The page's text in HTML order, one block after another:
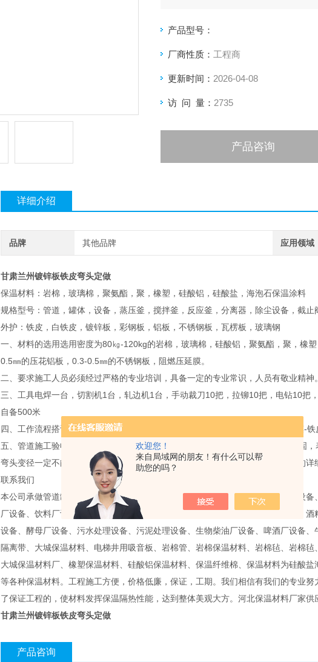
欢迎您！
来自局域网的朋友！有什么可以帮
助您的吗？
产品型号：
厂商性质： 工程商
更新时间： 2026-04-08
访 问 量： 2735
产品咨询
详细介绍
品牌 其他品牌 应用领域
甘肃兰州镀锌板铁皮弯头定做
保温材料：岩棉，玻璃棉，聚氨酯，聚，橡塑，硅酸铝，硅酸盐，海泡石保温涂料
规格型号：管道，罐体，设备，蒸压釜，搅拌釜，反应釜，分离器，除尘设备，截止
外护：铁皮，白铁皮，镀锌板，彩钢板，铝板，不锈钢板，瓦楞板，玻璃钢
一、材料的选用选用密度为80㎏-120kg的岩棉，玻璃棉，硅酸铝，聚氨酯，聚，橡
0.5㎜的压花铝板，0.3-0.5㎜的不锈钢板，阻燃压延膜。
二、要求施工人员必须经过严格的专业培训，具备一定的专业常识，人员有敬业精神
三、工具电焊一台，切割机1台，轧边机1台，手动裁刀10把，拉铆10把，电钻10
自备500米
四、工作流程搭设脚手架-施工前-测量管道尺寸-裁斤裁剪-固定保温棉-外缠压延膜-
五、管道施工验收1、下料裁剪板材时，必须要垂直，下尺要。2、保温棉固定牢固
弯头变径一定不能改变原形，使管道达到吸音、保温的作用。专业承揽保以上是的
联系我们
本公司承做管道罐体设备的白铁、铝板、不锈钢和不锈铁、化工厂设备、淀粉厂设
厂设备、饮料厂设备、奶粉厂设备、淀粉糖厂设备、葡萄糖厂设备、洗煤厂设备、
设备、酵母厂设备、污水处理设备、污泥处理设备、生物柴油厂设备、啤酒厂设备
隔离带、大城保温材料、电梯井用吸音板、岩棉管、岩棉保温材料、岩棉毡、岩棉
大城保温材料厂、橡塑保温材料、硅酸铝保温材料、保温纤维棉、保温材料为硅酸
等各种保温材料。工程施工方便，价格低廉，保证，工期。我们相信有我们的专业
了保证工程的，使材料发挥保温隔热性能，达到整体美观大方。河北保温材料厂家
甘肃兰州镀锌板铁皮弯头定做
产品咨询